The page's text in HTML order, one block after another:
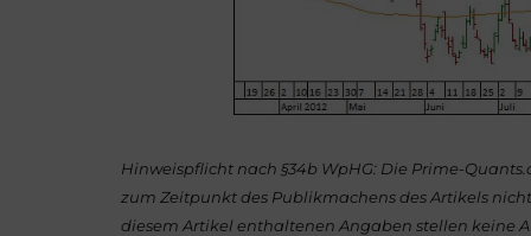
Hinweispflicht nach §34b WpHG: Die Prime-
zum Zeitpunkt des Publikmachens des Artikels
diesem Artikel enthaltenen Angaben stellen keine